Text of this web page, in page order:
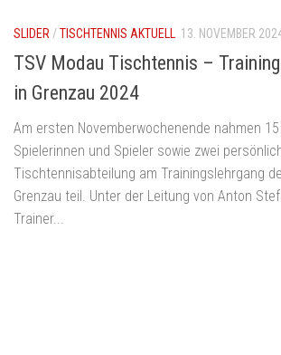
SLIDER /TISCHTENNIS AKTUELL 13. NOVEMBER
TSV Modau Tischtennis –
in Grenzau 2024
Am ersten Novemberwochenende nahmen
Spielerinnen und Spieler sowie zwei
Tischtennisabteilung am Trainingslehrgang
Grenzau teil. Unter der Leitung von Anton
Trainer...